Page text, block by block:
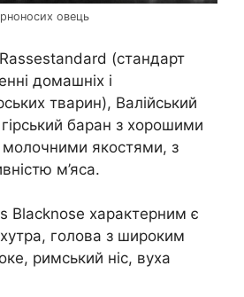
овець
(стандарт
домашніх і
тварин), Валійський
баран з хорошими
молочними якостями, з
м’яса.
Blacknose характерним є
голова з широким
римський ніс, вуха